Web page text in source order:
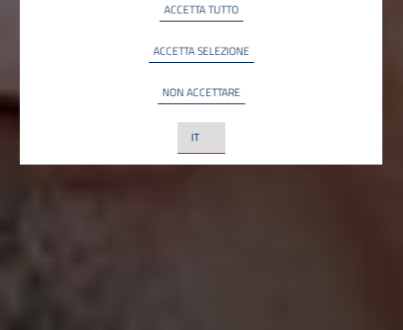
ACCETTA TUTTO
ACCETTA SELEZIONE
NON ACCETTARE